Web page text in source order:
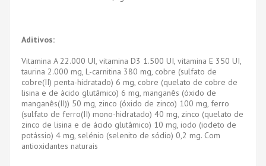
Aditivos:
Vitamina A 22.000 UI, vitamina D3 1.500 UI, vitamina E 350 UI,
taurina 2.000 mg, L-carnitina 380 mg, cobre (sulfato de
cobre(II) penta-hidratado) 6 mg, cobre (quelato de cobre de
lisina e de ácido glutâmico) 6 mg, manganês (óxido de
manganês(II)) 50 mg, zinco (óxido de zinco) 100 mg, ferro
(sulfato de ferro(II) mono-hidratado) 40 mg, zinco (quelato de
zinco de lisina e de ácido glutâmico) 10 mg, iodo (iodeto de
potássio) 4 mg, selénio (selenito de sódio) 0,2 mg. Com
antioxidantes naturais